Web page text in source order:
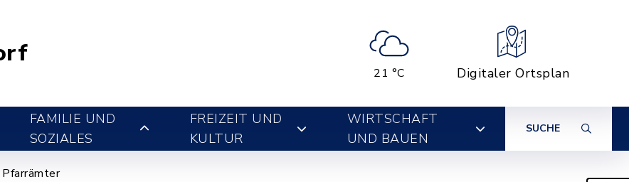
21 °C Digitaler Ortsplan
FAMILIE UND
SOZIALES
FREIZEIT UND
KULTUR
WIRTSCHAFT
UND BAUEN
SUCHE
Pfarrämter